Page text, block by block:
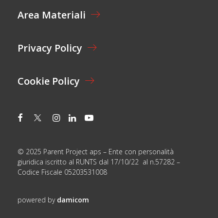
E
*
Area Materiali
Privacy Policy
Cookie Policy
© 2025 Parent Project aps – Ente con personalità
giuridica iscritto al RUNTS dal 17/10/22 al n.57282 –
Codice Fiscale 05203531008
powered by damicom